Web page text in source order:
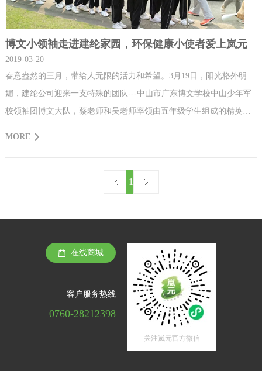
博文小领袖走进建纶家园，环保健康小使者爱上岚元
2019-03-20
春意盎然的三月，带给人无限的活力和希望。3月19日，阳光格外明
媚，建纶公司迎来一支特殊的团队---中山市广东博文学校中山少年军
校领袖团博文大队，蔡老师和吴老师率领由五年级学生组成的精英团
做绿色人生使者，共创美好家园！
MORE
1
在线商城
客户服务热线
0760-28212398
关注岚元官方微信